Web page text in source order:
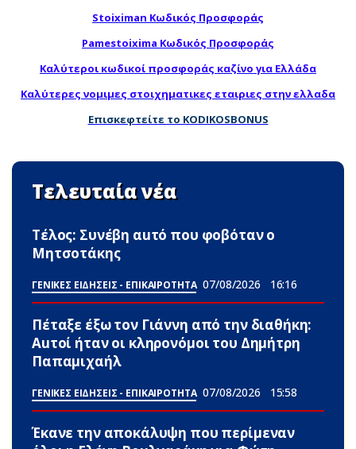
Stoiximan Κωδικός Προσφοράς
Pamestoixima Κωδικός Προσφοράς
Καλύτεροι κωδικοί προσφοράς καζίνο για Ελλάδα
Καλύτερες νομιμες στοιχηματικες εταιριες στην ελλαδα
Επισκεφτείτε το KODIKOSBONUS
Τελευταία νέα
Τέλος: Συνέβη αuτό που φοβόταν ο
Μητσοτάκης
ΓΕΝΙΚΕΣ ΕΙΔΗΣΕΙΣ - ΕΠΙΚΑΙΡΟΤΗΤΑ 07/08/2026 16:16
Πέταξε έξω τον Γιάννη από την διαθήκη:
Αuτοί ήταν οι κληρονόμοι του Δημήτρη
Παπαμιχαήλ
ΓΕΝΙΚΕΣ ΕΙΔΗΣΕΙΣ - ΕΠΙΚΑΙΡΟΤΗΤΑ 07/08/2026 15:58
Έκανε την αποκάλυψη που περίμεναν